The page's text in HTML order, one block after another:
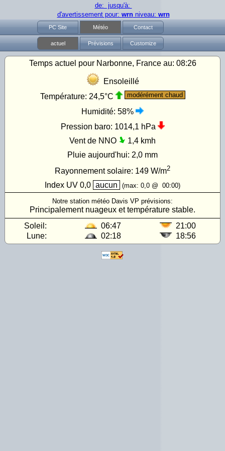
de: jusqu'à:
d'avertissement pour: wrnniveau: wrn
PC Site Météo Contact
actuel Prévisions Customize
Temps actuel pour Narbonne, France au: 08:26
Ensoleillé
Température: 24,5°C modérément chaud
Humidité: 58%
Pression baro: 1014,1 hPa
Vent de NNO
1,4 kmh
Pluie aujourd'hui: 2,0 mm
Rayonnement solaire: 149 W/m2
Index UV 0,0 aucun (max: 0,0 @ 00:00)
Notre station météo Davis VP prévisions:
Principalement nuageux et température stable.
Soleil:
06:47
21:00
Lune:
02:18 18:56